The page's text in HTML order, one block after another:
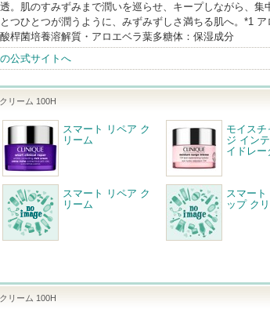
。肌のすみずみまで潤いを巡らせ、キープしながら、集
つひとつが潤うように、みずみずしさ満ちる肌へ。*1 ア
桿菌培養溶解質・アロエベラ葉多糖体：保湿成分
公式サイトへ
リーム 100H
スマート リペア ク
リーム
モイスチ
ジ イン
イドレー
スマート リペア ク
リーム
スマート
ップ ク
リーム 100H